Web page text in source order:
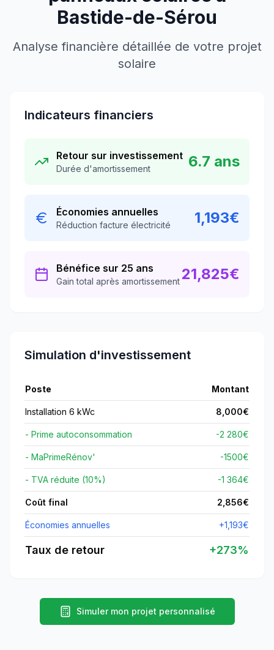
Bastide-de-Sérou
Analyse financière détaillée de votre projet
solaire
Indicateurs financiers
Retour sur investissement
Durée d'amortissement 6.7 ans
Économies annuelles
Réduction facture électricité 1,193€
Bénéfice sur 25 ans
Gain total après amortissement 21,825€
Simulation d'investissement
Poste Montant
Installation 6 kWc 8,000€
- Prime autoconsommation -2 280€
- MaPrimeRénov' -1500€
- TVA réduite (10%) -1 364€
Coût final 2,856€
Économies annuelles +1,193€
Taux de retour +273%
Simuler mon projet personnalisé